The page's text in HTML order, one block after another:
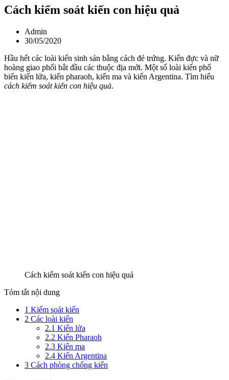
Cách kiểm soát kiến con hiệu quả
Admin
30/05/2020
Hầu hết các loài kiến sinh sản bằng cách đẻ trứng. Kiến đực và nữ
hoàng giao phối bắt đầu các thuộc địa mới. Một số loài kiến phổ
biến kiến lửa, kiến pharaoh, kiến ma và kiến Argentina. Tìm hiểu
cách kiểm soát kiến con hiệu quả.
Cách kiểm soát kiến con hiệu quả
Tóm tắt nội dung
1 Kiểm soát kiến
2 Các loài kiến
2.1 Kiến lửa
2.2 Kiến Pharaoh
2.3 Kiến ma
2.4 Kiến Argentina
3 Cách phòng chống kiến